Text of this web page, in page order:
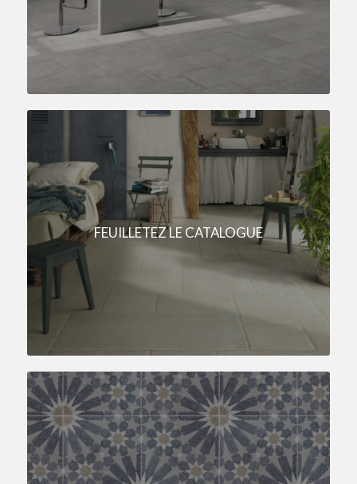
FEUILLETEZ LE CATALOGUE